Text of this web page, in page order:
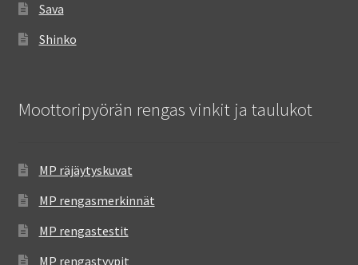
Sava
Shinko
Moottoripyörän rengas vinkit ja taulukot
MP räjäytyskuvat
MP rengasmerkinnät
MP rengastestit
MP rengastyypit